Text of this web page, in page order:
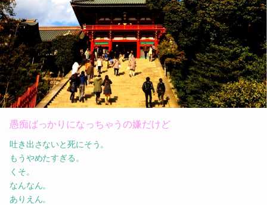
愚痴ばっかりになっちゃうの嫌だけど
吐き出さないと死にそう。
もうやめたすぎる。
くそ。
なんなん。
ありえん。